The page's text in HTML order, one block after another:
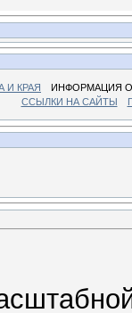
И КРАЯ
ИНФОРМАЦИЯ
ССЫЛКИ НА САЙТЫ